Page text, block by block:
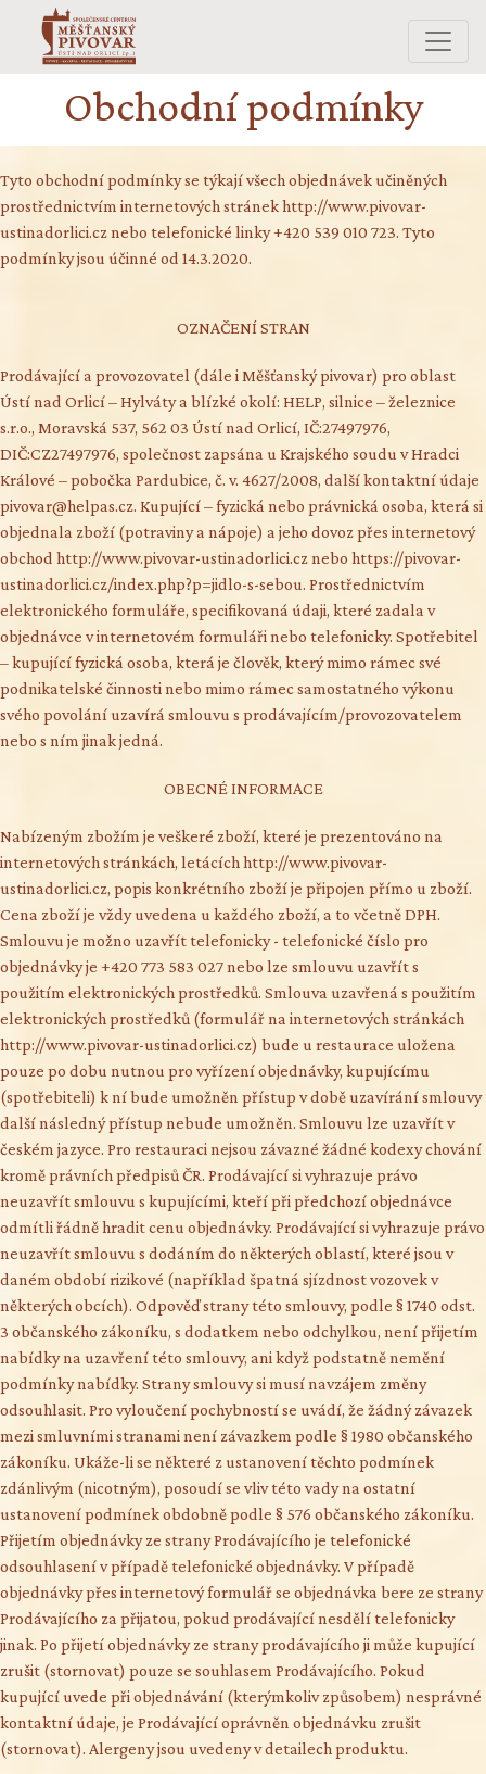
Obchodní podmínky
Tyto obchodní podmínky se týkají všech objednávek učiněných
prostřednictvím internetových stránek http://www.pivovar-
ustinadorlici.cz nebo telefonické linky +420 539 010 723. Tyto
podmínky jsou účinné od 14.3.2020.
OZNAČENÍ STRAN
Prodávající a provozovatel (dále i Měšťanský pivovar) pro oblast
Ústí nad Orlicí – Hylváty a blízké okolí: HELP, silnice – železnice
s.r.o., Moravská 537, 562 03 Ústí nad Orlicí, IČ:27497976,
DIČ:CZ27497976, společnost zapsána u Krajského soudu v Hradci
Králové – pobočka Pardubice, č. v. 4627/2008, další kontaktní údaje
pivovar@helpas.cz. Kupující – fyzická nebo právnická osoba, která si
objednala zboží (potraviny a nápoje) a jeho dovoz přes internetový
obchod http://www.pivovar-ustinadorlici.cz nebo https://pivovar-
ustinadorlici.cz/index.php?p=jidlo-s-sebou. Prostřednictvím
elektronického formuláře, specifikovaná údaji, které zadala v
objednávce v internetovém formuláři nebo telefonicky. Spotřebitel
– kupující fyzická osoba, která je člověk, který mimo rámec své
podnikatelské činnosti nebo mimo rámec samostatného výkonu
svého povolání uzavírá smlouvu s prodávajícím/provozovatelem
nebo s ním jinak jedná.
OBECNÉ INFORMACE
Nabízeným zbožím je veškeré zboží, které je prezentováno na
internetových stránkách, letácích http://www.pivovar-
ustinadorlici.cz, popis konkrétního zboží je připojen přímo u zboží.
Cena zboží je vždy uvedena u každého zboží, a to včetně DPH.
Smlouvu je možno uzavřít telefonicky - telefonické číslo pro
objednávky je +420 773 583 027 nebo lze smlouvu uzavřít s
použitím elektronických prostředků. Smlouva uzavřená s použitím
elektronických prostředků (formulář na internetových stránkách
http://www.pivovar-ustinadorlici.cz) bude u restaurace uložena
pouze po dobu nutnou pro vyřízení objednávky, kupujícímu
(spotřebiteli) k ní bude umožněn přístup v době uzavírání smlouvy
další následný přístup nebude umožněn. Smlouvu lze uzavřít v
českém jazyce. Pro restauraci nejsou závazné žádné kodexy chování
kromě právních předpisů ČR. Prodávající si vyhrazuje právo
neuzavřít smlouvu s kupujícími, kteří při předchozí objednávce
odmítli řádně hradit cenu objednávky. Prodávající si vyhrazuje právo
neuzavřít smlouvu s dodáním do některých oblastí, které jsou v
daném období rizikové (například špatná sjízdnost vozovek v
některých obcích). Odpověď strany této smlouvy, podle § 1740 odst.
3 občanského zákoníku, s dodatkem nebo odchylkou, není přijetím
nabídky na uzavření této smlouvy, ani když podstatně nemění
podmínky nabídky. Strany smlouvy si musí navzájem změny
odsouhlasit. Pro vyloučení pochybností se uvádí, že žádný závazek
mezi smluvními stranami není závazkem podle § 1980 občanského
zákoníku. Ukáže-li se některé z ustanovení těchto podmínek
zdánlivým (nicotným), posoudí se vliv této vady na ostatní
ustanovení podmínek obdobně podle § 576 občanského zákoníku.
Přijetím objednávky ze strany Prodávajícího je telefonické
odsouhlasení v případě telefonické objednávky. V případě
objednávky přes internetový formulář se objednávka bere ze strany
Prodávajícího za přijatou, pokud prodávající nesdělí telefonicky
jinak. Po přijetí objednávky ze strany prodávajícího ji může kupující
zrušit (stornovat) pouze se souhlasem Prodávajícího. Pokud
kupující uvede při objednávání (kterýmkoliv způsobem) nesprávné
kontaktní údaje, je Prodávající oprávněn objednávku zrušit
(stornovat). Alergeny jsou uvedeny v detailech produktu.